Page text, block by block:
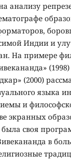
анализу
Индии и
На примере
(2000)
языка
и
экранных
была своя
в